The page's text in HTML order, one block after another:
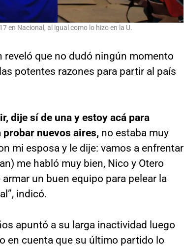
en Nacional, al igual como lo hizo en la U.
que no dudó ningún momento
potentes razones para partir al país
dije sí de una y estoy acá para
nuevos aires, no estaba muy
mi esposa y le dije: vamos a enfrentar
me habló muy bien, Nico y Otero
un buen equipo para pelear la
indicó.
apuntó a su larga inactividad luego
en cuenta que su último partido lo